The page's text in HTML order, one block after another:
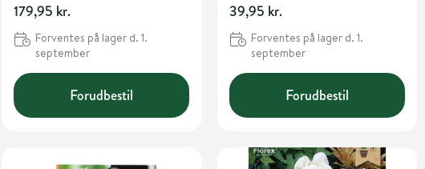
179,95 kr.
Forventes på lager d. 1.
september
Forudbestil
39,95 kr.
Forventes på lager d. 1.
september
Forudbestil